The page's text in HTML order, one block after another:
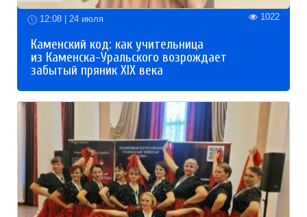
12:08 | 24 июля 1022
Каменский код: как учительница
из Каменска-Уральского возрождает
забытый пряник XIX века